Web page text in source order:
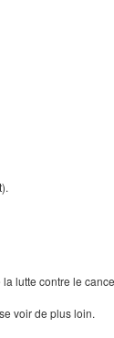
lutte contre le
voir de plus loin.